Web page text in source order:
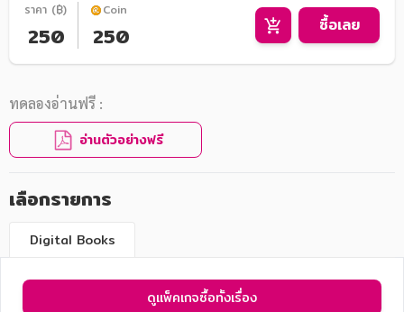
ราคา (฿)
250
Coin
250 ซื้อเลย
ทดลองอ่านฟรี :
อ่านตัวอย่างฟรี
เลือกรายการ
Digital Books
ดูแพ็คเกจซื้อทั้งเรื่อง